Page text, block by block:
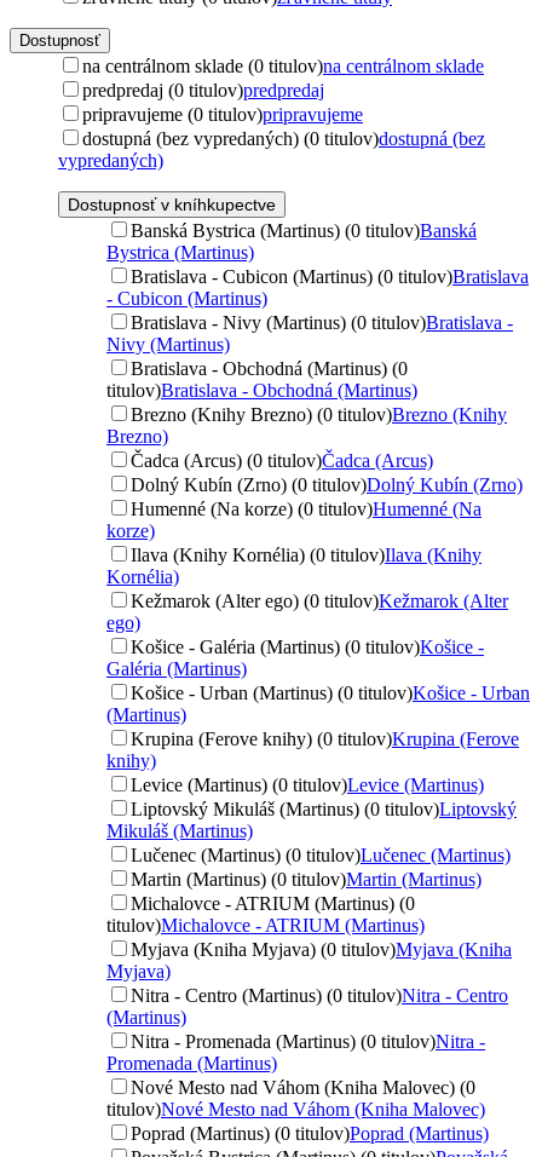
Dostupnosť
na centrálnom sklade (0 titulov)na centrálnom sklade
predpredaj (0 titulov)predpredaj
pripravujeme (0 titulov)pripravujeme
dostupná (bez vypredaných) (0 titulov)dostupná (bez
vypredaných)
Dostupnosť v kníhkupectve
Banská Bystrica (Martinus) (0 titulov)Banská
Bystrica (Martinus)
Bratislava - Cubicon (Martinus) (0 titulov)Bratislava
- Cubicon (Martinus)
Bratislava - Nivy (Martinus) (0 titulov)Bratislava -
Nivy (Martinus)
Bratislava - Obchodná (Martinus) (0
titulov)Bratislava - Obchodná (Martinus)
Brezno (Knihy Brezno) (0 titulov)Brezno (Knihy
Brezno)
Čadca (Arcus) (0 titulov)Čadca (Arcus)
Dolný Kubín (Zrno) (0 titulov)Dolný Kubín (Zrno)
Humenné (Na korze) (0 titulov)Humenné (Na
korze)
Ilava (Knihy Kornélia) (0 titulov)Ilava (Knihy
Kornélia)
Kežmarok (Alter ego) (0 titulov)Kežmarok (Alter
ego)
Košice - Galéria (Martinus) (0 titulov)Košice -
Galéria (Martinus)
Košice - Urban (Martinus) (0 titulov)Košice - Urban
(Martinus)
Krupina (Ferove knihy) (0 titulov)Krupina (Ferove
knihy)
Levice (Martinus) (0 titulov)Levice (Martinus)
Liptovský Mikuláš (Martinus) (0 titulov)Liptovský
Mikuláš (Martinus)
Lučenec (Martinus) (0 titulov)Lučenec (Martinus)
Martin (Martinus) (0 titulov)Martin (Martinus)
Michalovce - ATRIUM (Martinus) (0
titulov)Michalovce - ATRIUM (Martinus)
Myjava (Kniha Myjava) (0 titulov)Myjava (Kniha
Myjava)
Nitra - Centro (Martinus) (0 titulov)Nitra - Centro
(Martinus)
Nitra - Promenada (Martinus) (0 titulov)Nitra -
Promenada (Martinus)
Nové Mesto nad Váhom (Kniha Malovec) (0
titulov)Nové Mesto nad Váhom (Kniha Malovec)
Poprad (Martinus) (0 titulov)Poprad (Martinus)